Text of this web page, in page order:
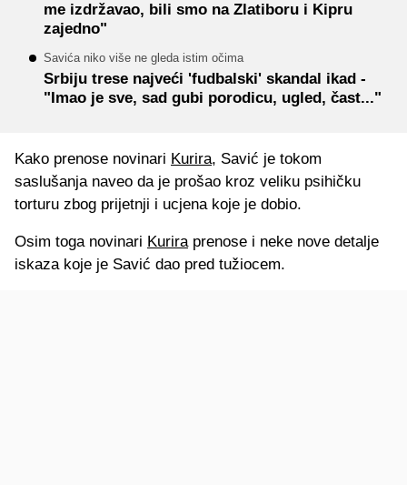
me izdržavao, bili smo na Zlatiboru i Kipru
zajedno"
Savića niko više ne gleda istim očima
Srbiju trese najveći 'fudbalski' skandal ikad -
"Imao je sve, sad gubi porodicu, ugled, čast..."
Kako prenose novinari Kurira, Savić je tokom
saslušanja naveo da je prošao kroz veliku psihičku
torturu zbog prijetnji i ucjena koje je dobio.
Osim toga novinari Kurira prenose i neke nove detalje
iskaza koje je Savić dao pred tužiocem.